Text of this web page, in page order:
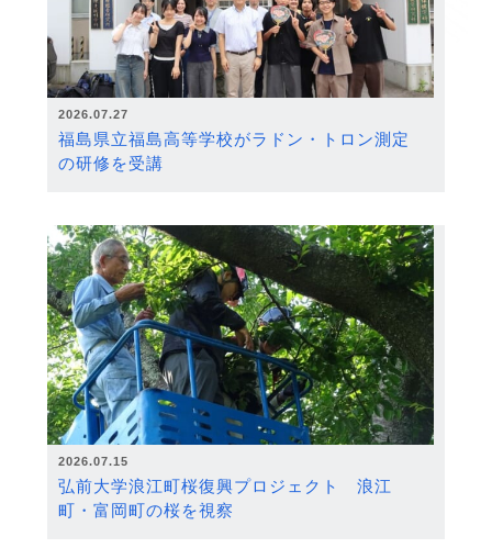
2026.07.27
福島県立福島高等学校がラドン・トロン測定
の研修を受講
2026.07.15
弘前大学浪江町桜復興プロジェクト 浪江
町・富岡町の桜を視察